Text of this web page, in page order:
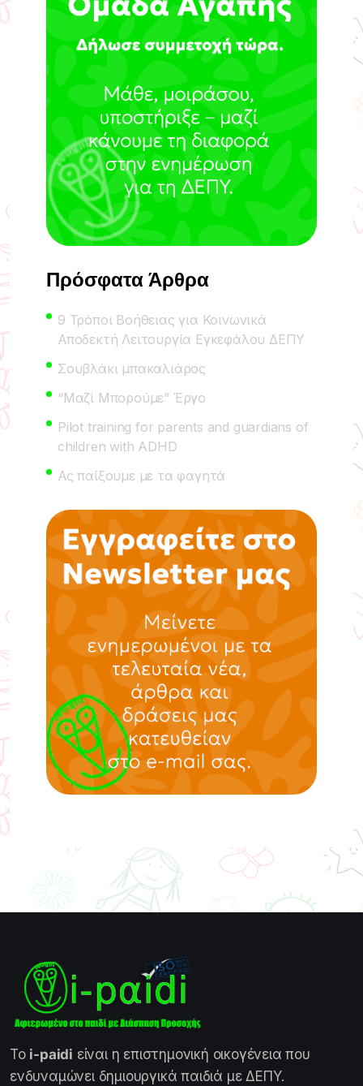
Πρόσφατα Άρθρα
9 Τρόποι Βοήθειας για Κοινωνικά
Αποδεκτή Λειτουργία Εγκεφάλου ΔΕΠΥ
Σουβλάκι μπακαλιάρος
“Μαζί Μπορούμε” Έργο
Pilot training for parents and guardians of
children with ADHD
Ας παίξουμε με τα φαγητά
Το i-paidi είναι η επιστημονική οικογένεια που
ενδυναμώνει δημιουργικά παιδιά με ΔΕΠΥ.